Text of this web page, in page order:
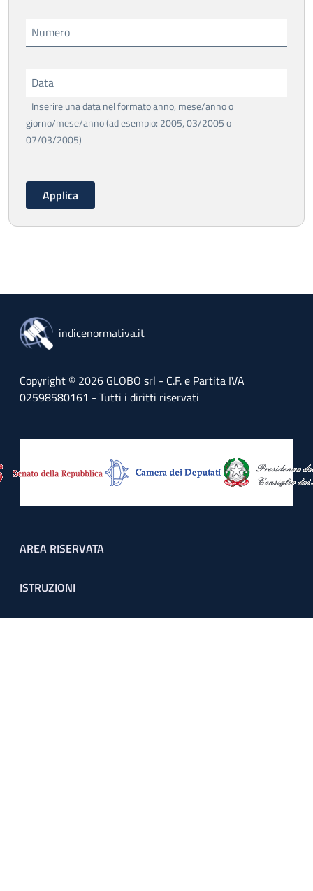
Numero
Data
Inserire una data nel formato anno, mese/anno o
giorno/mese/anno (ad esempio: 2005, 03/2005 o
07/03/2005)
indicenormativa.it
Copyright © 2026 GLOBO srl - C.F. e Partita IVA
02598580161 - Tutti i diritti riservati
Footer menu
AREA RISERVATA
ISTRUZIONI